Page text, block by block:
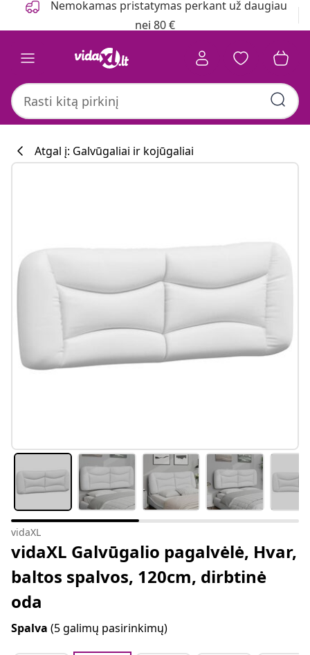
Nemokamas pristatymas perkant už daugiau
nei 80 €
Atgal į: Galvūgaliai ir kojūgaliai
vidaXL
vidaXL Galvūgalio pagalvėlė, Hvar,
baltos spalvos, 120cm, dirbtinė
oda
Spalva (5 galimų pasirinkimų)